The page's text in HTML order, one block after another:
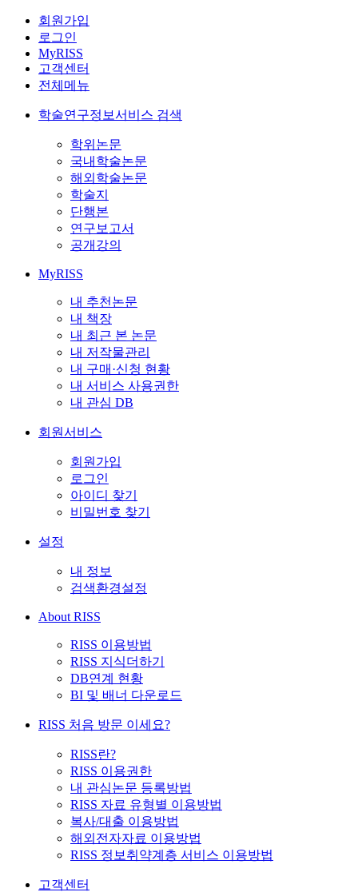
회원가입
로그인
MyRISS
고객센터
전체메뉴
학술연구정보서비스 검색
학위논문
국내학술논문
해외학술논문
학술지
단행본
연구보고서
공개강의
MyRISS
내 추천논문
내 책장
내 최근 본 논문
내 저작물관리
내 구매·신청 현황
내 서비스 사용권한
내 관심 DB
회원서비스
회원가입
로그인
아이디 찾기
비밀번호 찾기
설정
내 정보
검색환경설정
About RISS
RISS 이용방법
RISS 지식더하기
DB연계 현황
BI 및 배너 다운로드
RISS 처음 방문 이세요?
RISS란?
RISS 이용권한
내 관심논문 등록방법
RISS 자료 유형별 이용방법
복사/대출 이용방법
해외전자자료 이용방법
RISS 정보취약계층 서비스 이용방법
고객센터